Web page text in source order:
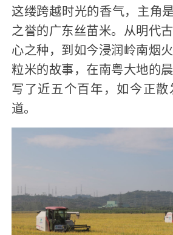
这缕跨越时光的香气，主角
之誉的广东丝苗米。从明代
心之种，到如今浸润岭南烟
粒米的故事，在南粤大地的
写了近五个百年，如今正
道。